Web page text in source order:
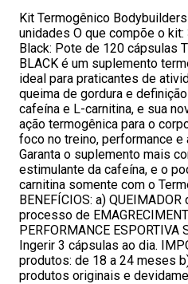
Kit Termogênico
unidades O que compõe o kit:
Black: Pote de 120 cápsulas
BLACK é um suplemento
ideal para praticantes de
queima de gordura e
cafeína e L-carnitina, e sua
ação termogênica para o
foco no treino, performance
Garanta o suplemento mais
estimulante da cafeína, e o
carnitina somente com o
BENEFÍCIOS: a)
processo de
PERFORMANCE ESPORTIVA
Ingerir 3 cápsulas ao dia.
produtos: de 18 a 24 meses
produtos originais e